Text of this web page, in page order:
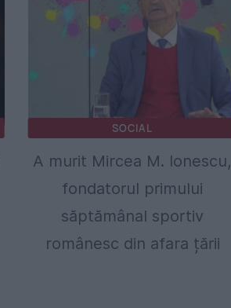
SOCIAL
A murit Mircea M. Ionescu,
fondatorul primului
săptămânal sportiv
românesc din afara țării